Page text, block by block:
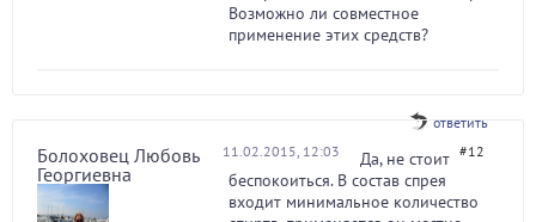
Возможно ли совместное
применение этих средств?
ответить
Болоховец Любовь
Георгиевна
11.02.2015, 12:03 #12
Да, не стоит
беспокоиться. В состав спрея
входит минимальное количество